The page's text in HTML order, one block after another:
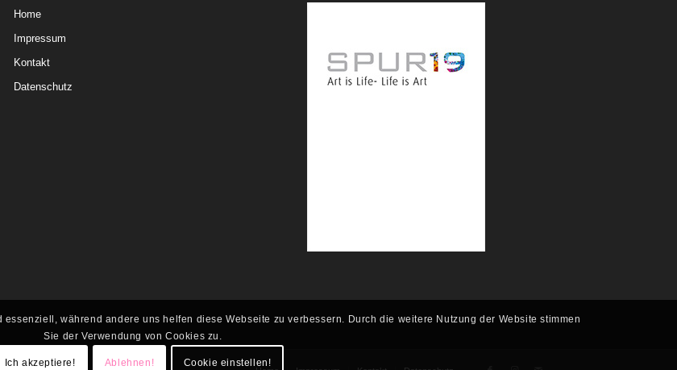
Home
Impressum
Kontakt
Datenschutz
während andere uns helfen diese Webseite zu verbessern. Durch die weitere Nutzung der Website stimmen
Sie der Verwendung von Cookies zu.
Ich akzeptiere! Ablehnen! Cookie einstellen!